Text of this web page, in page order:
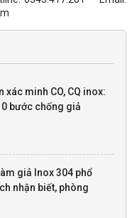
xác minh CO, CQ inox:
bước chống giả
giả Inox 304 phổ
nhận biết, phòng